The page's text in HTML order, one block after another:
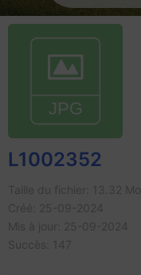
L1002352